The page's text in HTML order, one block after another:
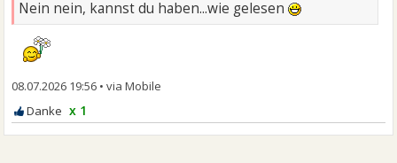
Nein nein, kannst du haben...wie gelesen
08.07.2026 19:56 •
x 1